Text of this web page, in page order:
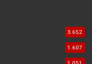
3.652
1.607